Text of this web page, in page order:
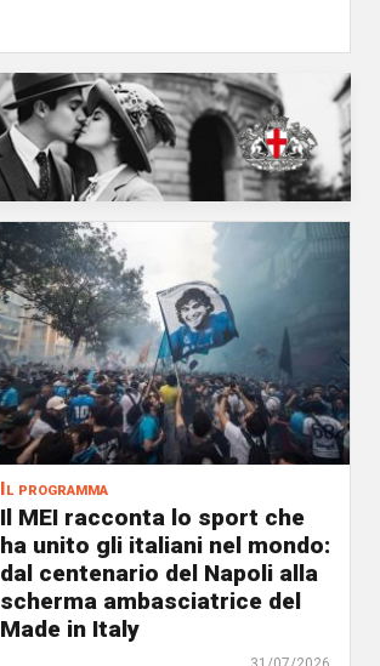
Il programma
Il MEI racconta lo sport che
ha unito gli italiani nel mondo:
dal centenario del Napoli alla
scherma ambasciatrice del
Made in Italy